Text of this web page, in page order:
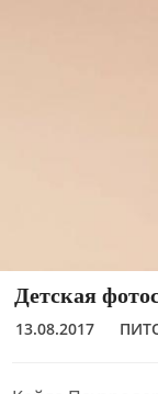
Детская
13.08.2017